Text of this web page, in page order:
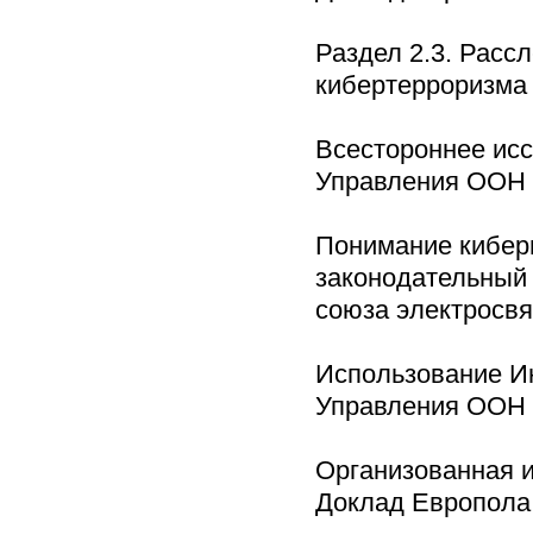
Раздел 2.3.
Всестороннее
Управления ООН
Понимание
союза
Использование
Управления ООН
Организованная
Доклад